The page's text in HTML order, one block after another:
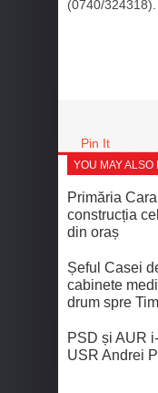
(0740/324318).
Pin It
YOU MAY ALSO
Primăria
construcția
din oraș
Șeful Casei
cabinete
drum spre
PSD și AUR
USR Andrei